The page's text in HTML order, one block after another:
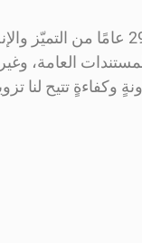
ولطالما كنا في طليعة المؤسسات الرائدة في تقديم خدمات الترجمة في دولة الإمارات العربية المتحدة، بفضل خبرتنا التي تمتد لأكثر
العامة،
وكفاءةٍ تتيح لنا